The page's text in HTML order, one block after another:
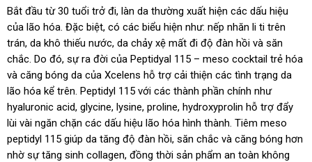
Bắt đầu từ 30 tuổi trở đi, làn da thường xuất hiện các dấu hiệu
của lão hóa. Đặc biệt, có các biểu hiện như: nếp nhăn li ti trên
trán, da khô thiếu nước, da chảy xệ mất đi độ đàn hồi và săn
chắc. Do đó, sự ra đời của Peptidyal 115 – meso cocktail trẻ hóa
và căng bóng da của Xcelens hỗ trợ cải thiện các tình trạng da
lão hóa kể trên. Peptidyl 115 với các thành phần chính như
hyaluronic acid, glycine, lysine, proline, hydroxyprolin hỗ trợ đẩy
lùi vài ngăn chặn các dấu hiệu lão hóa hình thành. Tiêm meso
peptidyl 115 giúp da tăng độ đàn hồi, săn chắc và căng bóng hơn
nhờ sự tăng sinh collagen, đồng thời sản phẩm an toàn không